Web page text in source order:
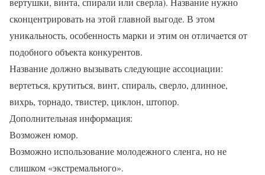
сконцентрировать на этой главной выгоде. В этом
уникальность, особенность марки и этим он отличается от
подобного объекта конкурентов.
Название должно вызывать следующие ассоциации:
вертеться, крутиться, винт, спираль, сверло, длинное,
вихрь, торнадо, твистер, циклон, штопор.
Дополнительная информация:
Возможен юмор.
Возможно использование молодежного сленга, но не
слишком «экстремального».